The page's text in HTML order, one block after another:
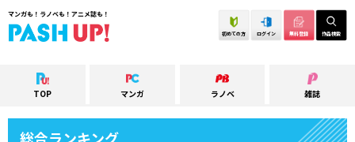
マンガも！ラノベも！アニメ誌も！
初めての方 ログイン 無料登録 作品検索
TOP マンガ ラノベ 雑誌